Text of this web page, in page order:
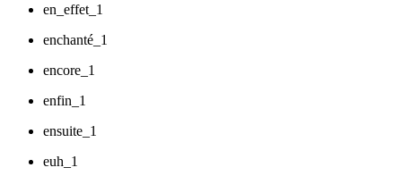
en_effet_1
enchanté_1
encore_1
enfin_1
ensuite_1
euh_1